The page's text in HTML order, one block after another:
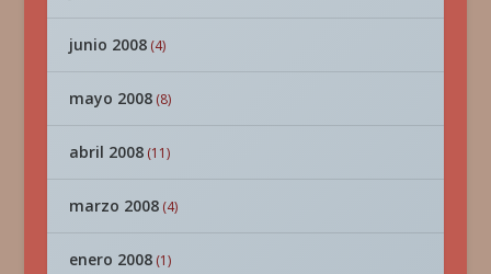
junio 2008(4)
mayo 2008(8)
abril 2008(11)
marzo 2008(4)
enero 2008(1)